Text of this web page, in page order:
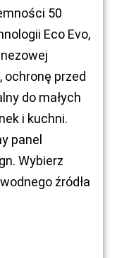
50
Eco Evo,
ochronę przed
do małych
i kuchni.
panel
Wybierz
źródła